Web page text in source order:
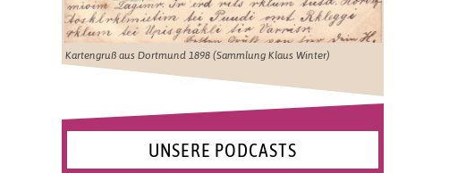
Kartengruß aus Dortmund 1898 (Sammlung Klaus Winter)
UNSERE PODCASTS